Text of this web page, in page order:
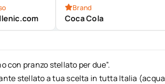
Brand
Coca Cola
con pranzo stellato per due”.
stellato a tua scelta in tutta Italia (acqua